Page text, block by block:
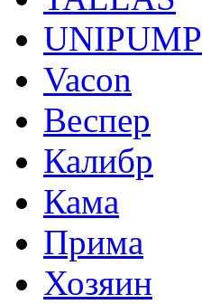
UNIPUMP
Vacon
Веспер
Калибр
Кама
Прима
Хозяин